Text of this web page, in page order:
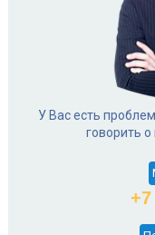
У Вас есть
говорить